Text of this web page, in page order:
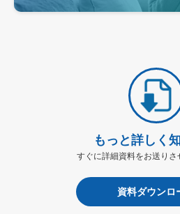
もっと詳しく
すぐに詳細資料をお送りさ
資料ダウンロ